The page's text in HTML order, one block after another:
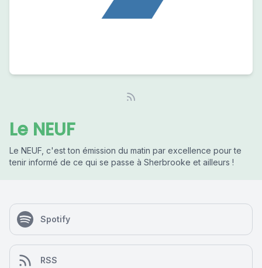
Le NEUF
Le NEUF, c'est ton émission du matin par excellence pour te
tenir informé de ce qui se passe à Sherbrooke et ailleurs !
Spotify
RSS